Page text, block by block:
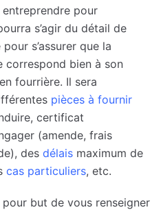
entreprendre pour
s’agir du détail de
s’assurer que la
correspond bien à son
fourrière. Il sera
pièces à fournir
certificat
(amende, frais
des délais maximum de
cas particuliers, etc.
but de vous renseigner